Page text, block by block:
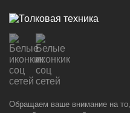
Обращаем ваше внимание на